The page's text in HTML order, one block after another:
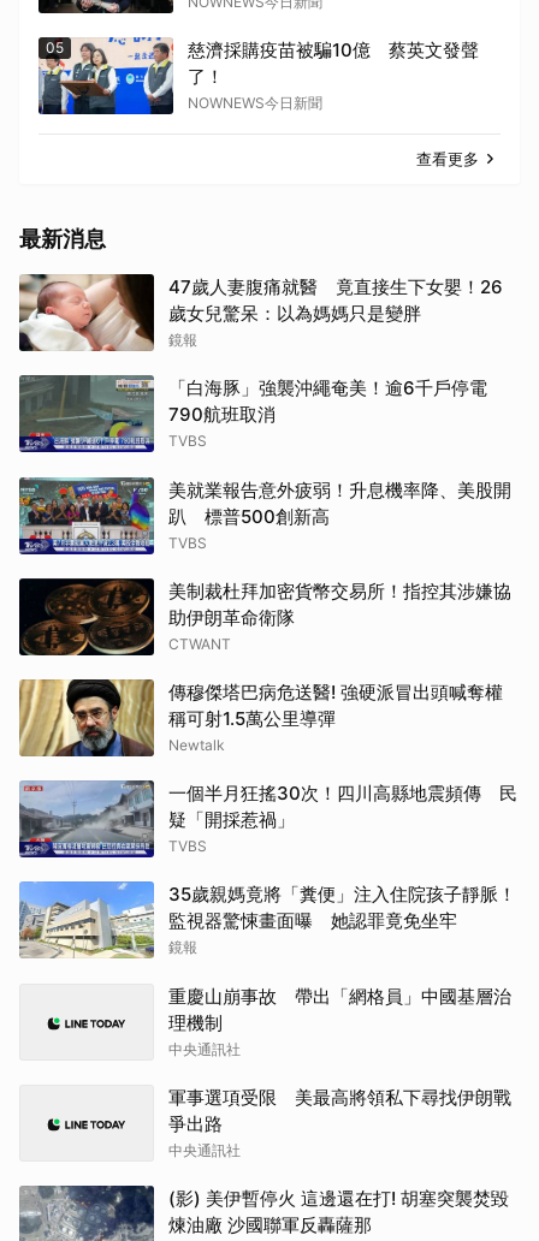
05
慈濟採購疫苗被騙10億 蔡英文發聲
了！
NOWNEWS今日新聞
查看更多
最新消息
47歲人妻腹痛就醫 竟直接生下女嬰！26
歲女兒驚呆：以為媽媽只是變胖
鏡報
「白海豚」強襲沖繩奄美！逾6千戶停電
790航班取消
TVBS
美就業報告意外疲弱！升息機率降、美股開
趴 標普500創新高
TVBS
美制裁杜拜加密貨幣交易所！指控其涉嫌協
助伊朗革命衛隊
CTWANT
傳穆傑塔巴病危送醫! 強硬派冒出頭喊奪權
稱可射1.5萬公里導彈
Newtalk
一個半月狂搖30次！四川高縣地震頻傳 民
疑「開採惹禍」
TVBS
35歲親媽竟將「糞便」注入住院孩子靜脈！
監視器驚悚畫面曝 她認罪竟免坐牢
鏡報
重慶山崩事故 帶出「網格員」中國基層治
理機制
中央通訊社
軍事選項受限 美最高將領私下尋找伊朗戰
爭出路
中央通訊社
(影) 美伊暫停火 這邊還在打! 胡塞突襲焚毀
煉油廠 沙國聯軍反轟薩那